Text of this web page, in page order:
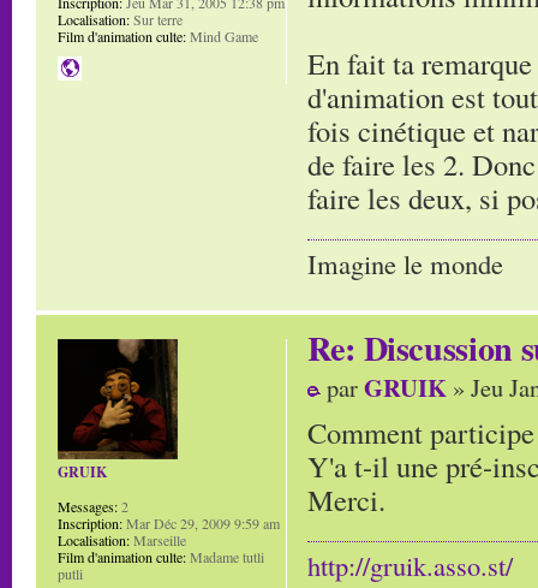
En fait ta
d'animation est
fois cinétique et
de faire les 2.
faire les deux, si
Imagine le monde
Localisation:Sur terre
Film d'animation culte:Mind Game
Re: Discussion
parGRUIK » Jeu
Comment
Y'a t-il une pré-
Merci.
http://gruik.asso.st/
GRUIK
Messages:2
Inscription:Mar Déc 29, 2009 9:59 am
Localisation:Marseille
Film d'animation culte:Madame tutli
putli